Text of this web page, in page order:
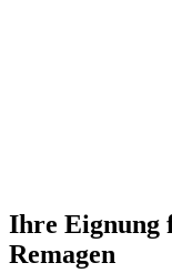
Ihre Eignung
Remagen